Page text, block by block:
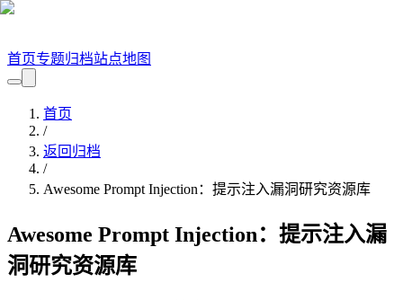
首页专题归档站点地图
首页
/
返回归档
/
Awesome Prompt Injection：提示注入漏洞研究资源库
Awesome Prompt Injection：提示注入漏
洞研究资源库